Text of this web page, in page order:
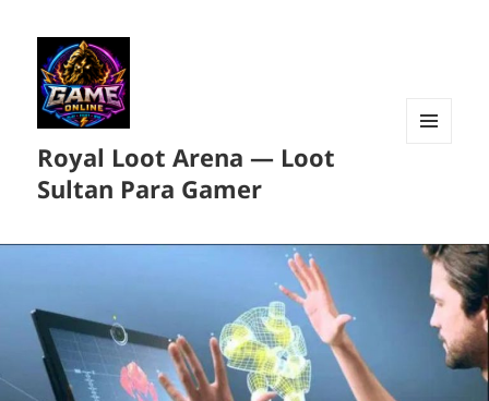
Royal Loot Arena — Loot
Sultan Para Gamer